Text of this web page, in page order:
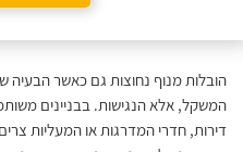
הובלות מנוף נחוצות גם כאשר הבעיה
המשקל, אלא הנגישות. בבניינים
דירות, חדרי המדרגות או המעליות